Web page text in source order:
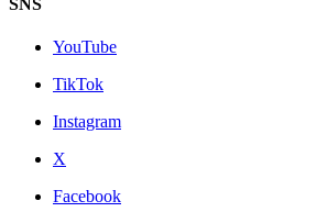
SNS
YouTube
TikTok
Instagram
X
Facebook